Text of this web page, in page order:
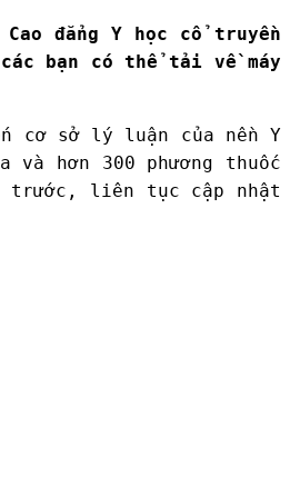
đẳng Y học cổ truyền
bạn có thể tải về máy
cơ sở lý luận của nền Y
hơn 300 phương thuốc
trước, liên tục cập nhật